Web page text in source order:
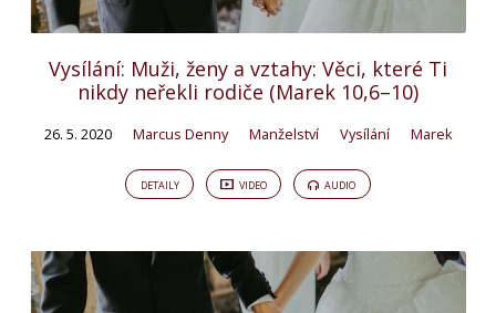
Vysílání: Muži, ženy a vztahy: Věci, které Ti
nikdy neřekli rodiče (Marek 10,6–10)
26. 5. 2020 Marcus Denny Manželství Vysílání Marek
DETAILY VIDEO AUDIO